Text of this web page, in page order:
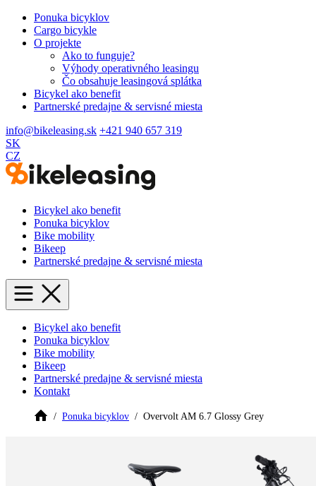
Ponuka bicyklov
Cargo bicykle
O projekte
Ako to funguje?
Výhody operativného leasingu
Čo obsahuje leasingová splátka
Bicykel ako benefit
Partnerské predajne & servisné miesta
info@bikeleasing.sk +421 940 657 319
SK
CZ
Bicykel ako benefit
Ponuka bicyklov
Bike mobility
Bikeep
Partnerské predajne & servisné miesta
Bicykel ako benefit
Ponuka bicyklov
Bike mobility
Bikeep
Partnerské predajne & servisné miesta
Kontakt
Ponuka bicyklov Overvolt AM 6.7 Glossy Grey